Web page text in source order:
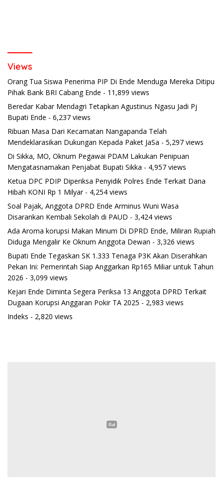
Views
Orang Tua Siswa Penerima PIP Di Ende Menduga Mereka Ditipu
Pihak Bank BRI Cabang Ende - 11,899 views
Beredar Kabar Mendagri Tetapkan Agustinus Ngasu Jadi Pj
Bupati Ende - 6,237 views
Ribuan Masa Dari Kecamatan Nangapanda Telah
Mendeklarasikan Dukungan Kepada Paket JaSa - 5,297 views
Di Sikka, MO, Oknum Pegawai PDAM Lakukan Penipuan
Mengatasnamakan Penjabat Bupati Sikka - 4,957 views
Ketua DPC PDIP Diperiksa Penyidik Polres Ende Terkait Dana
Hibah KONI Rp 1 Milyar- 4,254 views
Soal Pajak, Anggota DPRD Ende Arminus Wuni Wasa
Disarankan Kembali Sekolah di PAUD - 3,424 views
Ada Aroma korupsi Makan Minum Di DPRD Ende, Miliran Rupiah
Diduga Mengalir Ke Oknum Anggota Dewan - 3,326 views
Bupati Ende Tegaskan SK 1.333 Tenaga P3K Akan Diserahkan
Pekan Ini: Pemerintah Siap Anggarkan Rp165 Miliar untuk Tahun
2026 - 3,099 views
Kejari Ende Diminta Segera Periksa 13 Anggota DPRD Terkait
Dugaan Korupsi Anggaran Pokir TA 2025 - 2,983 views
Indeks - 2,820 views